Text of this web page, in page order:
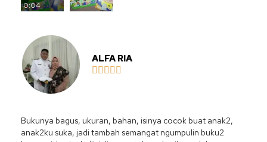
0:04
ALFA RIA
    
Bukunya bagus, ukuran, bahan, isinya cocok buat anak2,
anak2ku suka, jadi tambah semangat ngumpulin buku2